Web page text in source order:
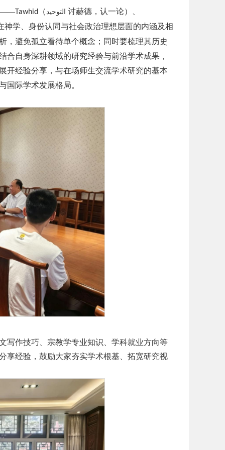
Tawhid （التوحيد 讨赫德，认一论）、
神学、身份认同与社会政治理想层面的内涵及相
，避免孤立看待单个概念；同时要梳理其历史
合自身深耕领域的研究经验与前沿学术成果，
开经验分享，与在场师生交流学术研究的基本
国际学术发展格局。
写作技巧、宗教学专业知识、学科就业方向等
享经验，鼓励大家夯实学术根基、拓宽研究视